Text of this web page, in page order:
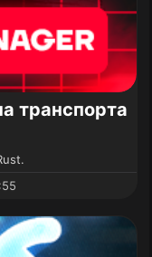
транспорта